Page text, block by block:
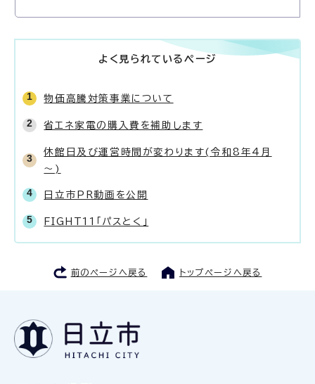
よく見られているページ
物価高騰対策事業について
省エネ家電の購入費を補助します
休館日及び運営時間が変わります(令和8年4月
～)
日立市PR動画を公開
FIGHT11「パスとく」
前のページへ戻る トップページへ戻る